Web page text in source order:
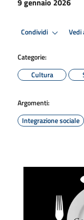
Condividi Vedi
Categorie:
Cultura
Argomenti:
Integrazione sociale